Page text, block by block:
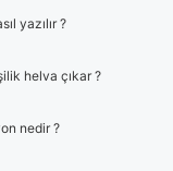
yazılır ?
helva çıkar ?
nedir ?